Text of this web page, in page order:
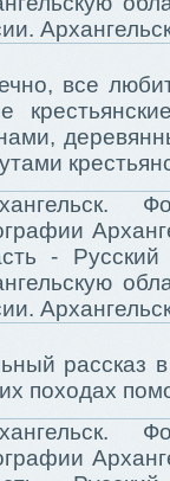
все
рассказ
походах